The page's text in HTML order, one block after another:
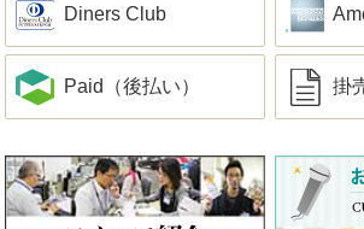
Diners Club
Paid（後払い） 掛